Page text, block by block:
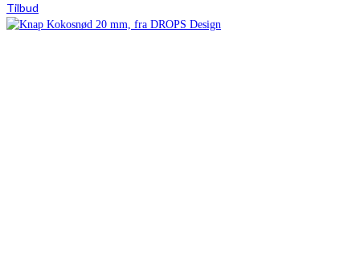
pris
pris
Tilbud